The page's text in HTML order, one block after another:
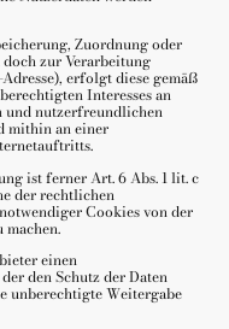
Zuordnung oder
zur Verarbeitung
erfolgt diese gemäß
Interesses an
und nutzerfreundlichen
mithin an einer
ist ferner Art. 6 Abs. 1 lit. c
der rechtlichen
Cookies von der
einen
den Schutz der Daten
unberechtigte Weitergabe